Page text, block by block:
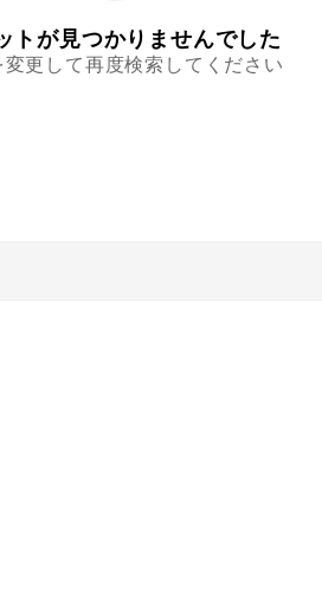
トが見つかりませんでした
変更して再度検索してください